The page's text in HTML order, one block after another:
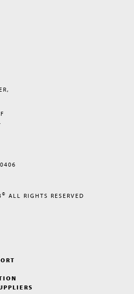
© ALL RIGHTS RESERVED